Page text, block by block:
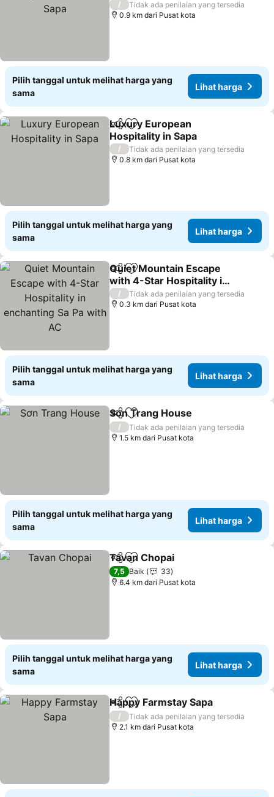
/
Tidak ada penilaian yang tersedia
0.9 km dari Pusat kota
Pilih tanggal untuk melihat harga yang
sama
Lihat harga
BagikanTambahkan ke favorit
Luxury European
Hospitality in Sapa
/
Tidak ada penilaian yang tersedia
0.8 km dari Pusat kota
Pilih tanggal untuk melihat harga yang
sama
Lihat harga
BagikanTambahkan ke favorit
Quiet Mountain Escape
with 4-Star Hospitality in
enchanting Sa Pa with AC
/
Tidak ada penilaian yang tersedia
0.3 km dari Pusat kota
Pilih tanggal untuk melihat harga yang
sama
Lihat harga
BagikanTambahkan ke favorit
Sơn Trang House
/
Tidak ada penilaian yang tersedia
1.5 km dari Pusat kota
Pilih tanggal untuk melihat harga yang
sama
Lihat harga
BagikanTambahkan ke favorit
Tavan Chopai
7,5 Baik
33
6.4 km dari Pusat kota
Pilih tanggal untuk melihat harga yang
sama
Lihat harga
BagikanTambahkan ke favorit
Happy Farmstay Sapa
/
Tidak ada penilaian yang tersedia
2.1 km dari Pusat kota